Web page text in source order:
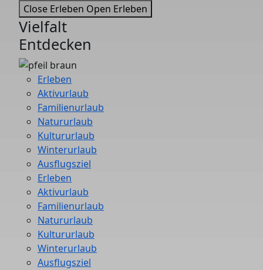
Close Erleben Open Erleben
Vielfalt
Entdecken
Erleben
Aktivurlaub
Familienurlaub
Natururlaub
Kultururlaub
Winterurlaub
Ausflugsziel
Erleben
Aktivurlaub
Familienurlaub
Natururlaub
Kultururlaub
Winterurlaub
Ausflugsziel